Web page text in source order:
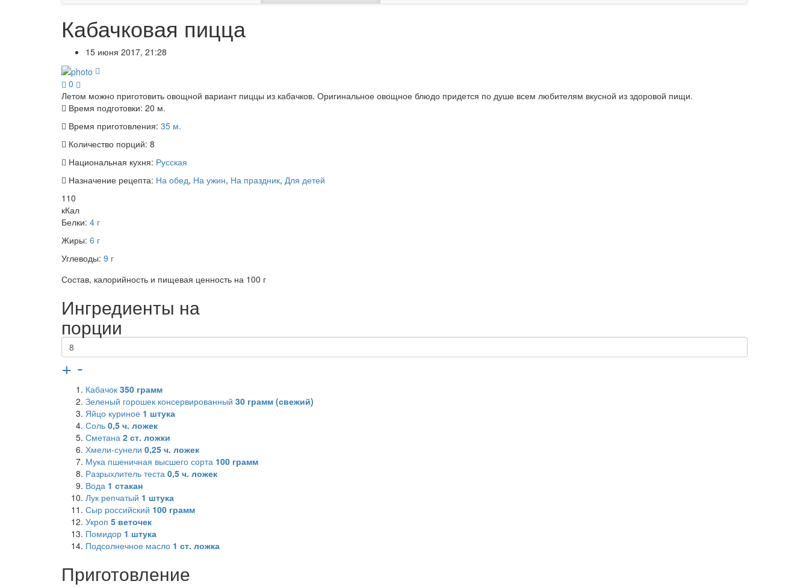
Кабачковая пицца
15 июня 2017, 21:28
0
Летом можно приготовить овощной вариант пиццы из кабачков. Оригинальное овощное блюдо придется по душе всем любителям вкусной из здоровой пищи.
Время подготовки: 20 м.
Время приготовления: 35 м.
Количество порций: 8
Национальная кухня: Русская
Назначение рецепта: На обед, На ужин, На праздник, Для детей
110
кКал
Белки: 4 г
Жиры: 6 г
Углеводы: 9 г
Состав, калорийность и пищевая ценность на 100 г
Ингредиенты на
порции
+ -
Кабачок 350 грамм
Зеленый горошек консервированный 30 грамм (свежий)
Яйцо куриное 1 штука
Соль 0,5 ч. ложек
Сметана 2 ст. ложки
Хмели-сунели 0,25 ч. ложек
Мука пшеничная высшего сорта 100 грамм
Разрыхлитель теста 0,5 ч. ложек
Вода 1 стакан
Лук репчатый 1 штука
Сыр российский 100 грамм
Укроп 5 веточек
Помидор 1 штука
Подсолнечное масло 1 ст. ложка
Приготовление